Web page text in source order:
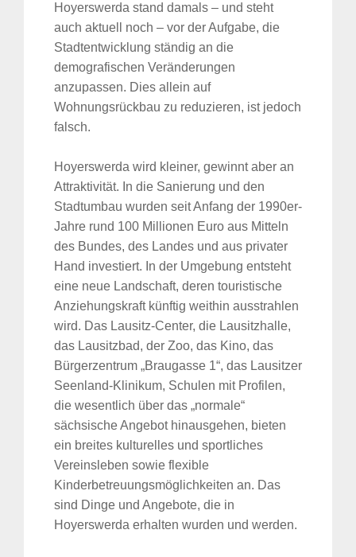
Hoyerswerda stand damals – und steht
auch aktuell noch – vor der Aufgabe, die
Stadtentwicklung ständig an die
demografischen Veränderungen
anzupassen. Dies allein auf
Wohnungsrückbau zu reduzieren, ist jedoch
falsch.
Hoyerswerda wird kleiner, gewinnt aber an
Attraktivität. In die Sanierung und den
Stadtumbau wurden seit Anfang der 1990er-
Jahre rund 100 Millionen Euro aus Mitteln
des Bundes, des Landes und aus privater
Hand investiert. In der Umgebung entsteht
eine neue Landschaft, deren touristische
Anziehungskraft künftig weithin ausstrahlen
wird. Das Lausitz-Center, die Lausitzhalle,
das Lausitzbad, der Zoo, das Kino, das
Bürgerzentrum „Braugasse 1“, das Lausitzer
Seenland-Klinikum, Schulen mit Profilen,
die wesentlich über das „normale“
sächsische Angebot hinausgehen, bieten
ein breites kulturelles und sportliches
Vereinsleben sowie flexible
Kinderbetreuungsmöglichkeiten an. Das
sind Dinge und Angebote, die in
Hoyerswerda erhalten wurden und werden.